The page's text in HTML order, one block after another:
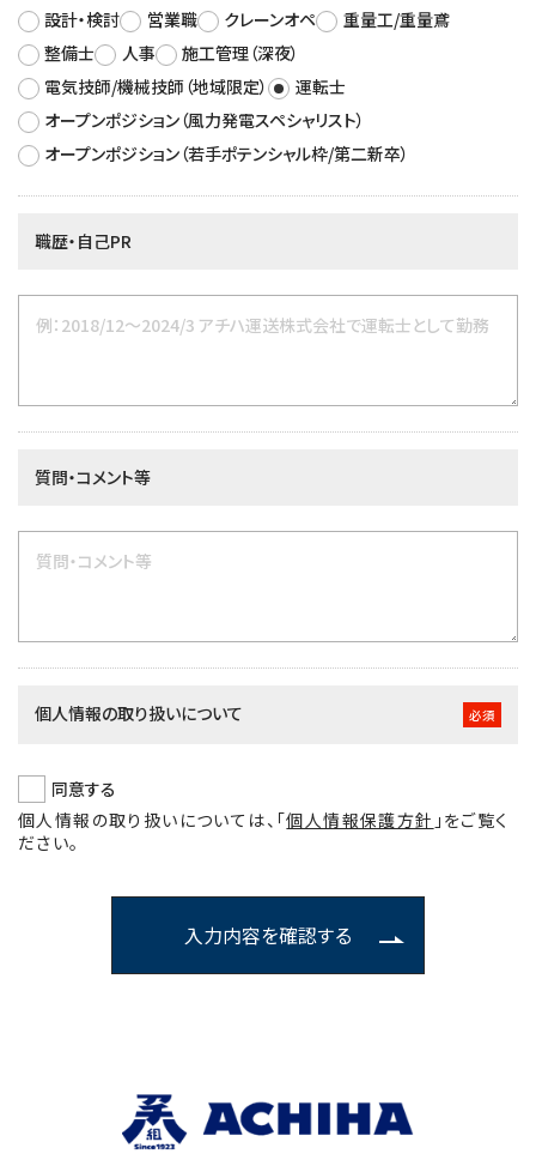
設計・検討
営業職 クレーンオペ
重量工/重量鳶
整備士
人事
施工管理（深夜）
電気技師/機械技師（地域限定）
運転士
オープンポジション（風力発電スペシャリスト）
オープンポジション（若手ポテンシャル枠/第二新卒）
職歴・自己PR
質問・コメント等
個人情報の取り扱いについて 必須
同意する
個人情報の取り扱いについては、 「個人情報保護方針 」 をご覧く
ださい。
入力内容を確認する